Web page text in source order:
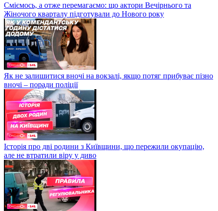
Сміємось, а отже перемагаємо: що актори Вечірнього та
Жіночого кварталу підготували до Нового року
Як не залишитися вночі на вокзалі, якщо потяг прибуває пізно
вночі – поради поліції
Історія про дві родини з Київщини, що пережили окупацію,
але не втратили віру у диво